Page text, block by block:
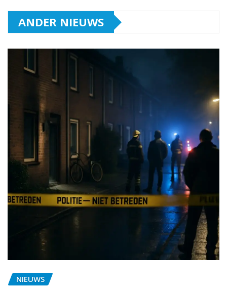
ANDER NIEUWS
NIEUWS